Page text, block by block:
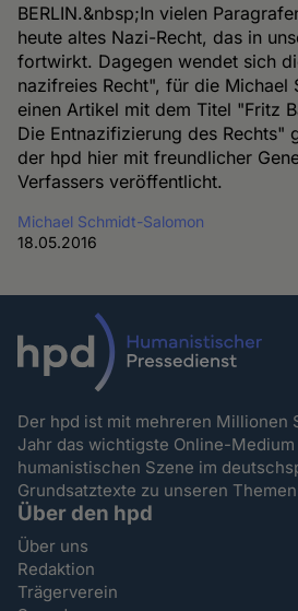
BERLIN.&nbsp;In vielen
heute altes Nazi-Recht, das in
fortwirkt. Dagegen wendet sich
nazifreies Recht", für die Michael
einen Artikel mit dem Titel "Fritz
Die Entnazifizierung des Rechts"
der hpd hier mit freundlicher
Verfassers veröffentlicht.
Michael Schmidt-Salomon
18.05.2016
Der hpd ist mit mehreren Millionen
Jahr das wichtigste Online-
humanistischen Szene im
Grundsatztexte zu unseren
Über den hpd
Über uns
Redaktion
Trägerverein